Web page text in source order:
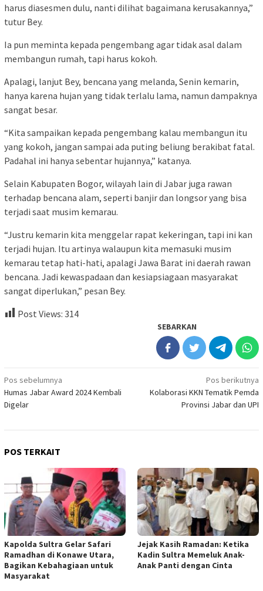
harus diasesmen dulu, nanti dilihat bagaimana kerusakannya,”
tutur Bey.
Ia pun meminta kepada pengembang agar tidak asal dalam
membangun rumah, tapi harus kokoh.
Apalagi, lanjut Bey, bencana yang melanda, Senin kemarin,
hanya karena hujan yang tidak terlalu lama, namun dampaknya
sangat besar.
“Kita sampaikan kepada pengembang kalau membangun itu
yang kokoh, jangan sampai ada puting beliung berakibat fatal.
Padahal ini hanya sebentar hujannya,” katanya.
Selain Kabupaten Bogor, wilayah lain di Jabar juga rawan
terhadap bencana alam, seperti banjir dan longsor yang bisa
terjadi saat musim kemarau.
“Justru kemarin kita menggelar rapat kekeringan, tapi ini kan
terjadi hujan. Itu artinya walaupun kita memasuki musim
kemarau tetap hati-hati, apalagi Jawa Barat ini daerah rawan
bencana. Jadi kewaspadaan dan kesiapsiagaan masyarakat
sangat diperlukan,” pesan Bey.
Post Views: 314
SEBARKAN
Navigasi
pos
Pos sebelumnya
Humas Jabar Award 2024 Kembali
Digelar
Pos berikutnya
Kolaborasi KKN Tematik Pemda
Provinsi Jabar dan UPI
POS TERKAIT
Kapolda Sultra Gelar Safari
Ramadhan di Konawe Utara,
Bagikan Kebahagiaan untuk
Masyarakat
Jejak Kasih Ramadan: Ketika
Kadin Sultra Memeluk Anak-
Anak Panti dengan Cinta